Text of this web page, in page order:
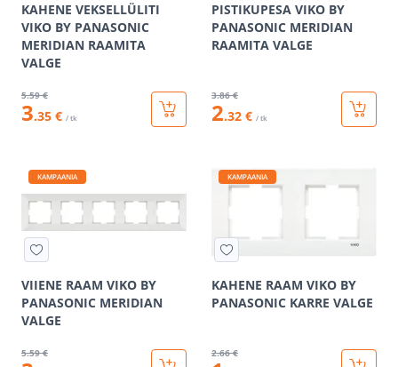
KAHENE VEKSELLÜLITI
VIKO BY PANASONIC
MERIDIAN RAAMITA
VALGE
5.59 €
3.35 € / tk
PISTIKUPESA VIKO BY
PANASONIC MERIDIAN
RAAMITA VALGE
3.86 €
2.32 € / tk
KAMPAANIA
VIIENE RAAM VIKO BY
PANASONIC MERIDIAN
VALGE
5.59 €
KAMPAANIA
KAHENE RAAM VIKO BY
PANASONIC KARRE VALGE
2.66 €